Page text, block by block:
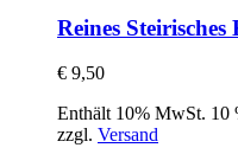
Reines
€ 9,50
Enthält 10% MwSt. 10
zzgl. Versand